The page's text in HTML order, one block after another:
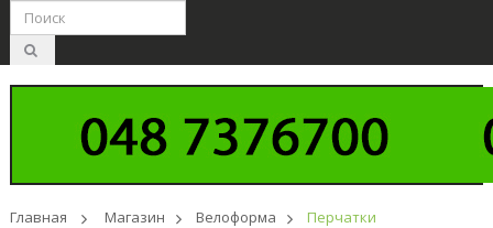
Главная > Магазин > Велоформа > Перчатки